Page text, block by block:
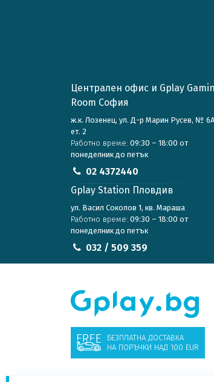
Централен офис и Gplay
Room София
ж.к. Лозенец, ул. Д-р Марин Русев, №
ет. 2
Работно време: 09:30 – 18:00 от
понеделник до петък
02 4372440
Gplay Station Пловдив
ул. Васил Соколов 1, кв. Мараша
Работно време: 09:30 – 18:00 от
понеделник до петък
032 / 509 359
БЕЗПЛАТНА ДОСТАВКА
НА ПОРЪЧКИ НАД 100 EUR